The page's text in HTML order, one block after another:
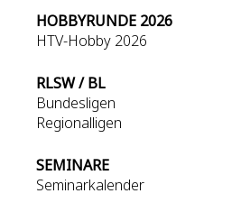
HOBBYRUNDE 2026
HTV-Hobby 2026
RLSW / BL
Bundesligen
Regionalligen
SEMINARE
Seminarkalender